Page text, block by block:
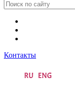
Контакты